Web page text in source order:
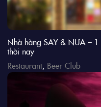
Nhà hàng SAY & NƯA –
thời nay
Restaurant, Beer Club